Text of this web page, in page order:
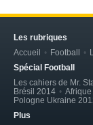
Les rubriques
Accueil
Football
Spécial Football
Les cahiers de Mr.
Brésil 2014
Pologne Ukraine
Plus